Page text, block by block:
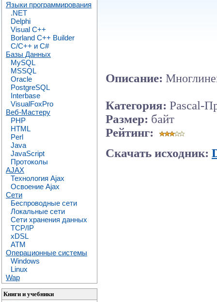
Языки программирования
.NET
Delphi
Visual C++
Borland C++ Builder
C/С++ и C#
Базы Данных
MySQL
MSSQL
Oracle
PostgreSQL
Interbase
VisualFoxPro
Веб-Мастеру
PHP
HTML
Perl
Java
JavaScript
Протоколы
AJAX
Технология Ajax
Освоение Ajax
Сети
Беспроводные сети
Локальные сети
Сети хранения данных
TCP/IP
xDSL
ATM
Операционные системы
Windows
Linux
Wap
Книги и учебники
Описание:
Категория: Pascal-
Размер: байт
Рейтинг:
Скачать исходник: